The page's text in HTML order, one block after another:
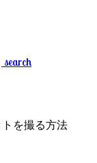
search
を撮る方法